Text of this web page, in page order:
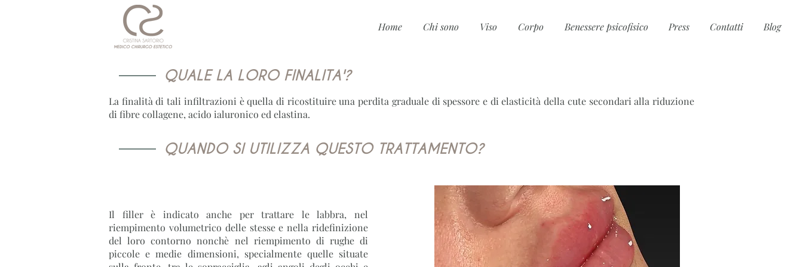
Home Chi sono Viso Corpo Benessere psicofisico Press Contatti Blog
QUALE LA LORO FINALITA'?
La finalità di tali infiltrazioni è quella di ricostituire una perdita graduale di spessore e di elasticità della cute secondari alla riduzione
di fibre collagene, acido ialuronico ed elastina.
QUANDO SI UTILIZZA QUESTO TRATTAMENTO?
Il filler è indicato anche per trattare le labbra, nel
riempimento volumetrico delle stesse e nella ridefinizione
del loro contorno nonchè nel riempimento di rughe di
piccole e medie dimensioni, specialmente quelle situate